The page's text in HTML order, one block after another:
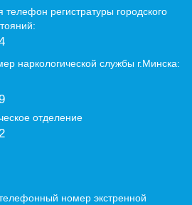
телефон регистратуры городского
наркологической службы г.Минска:
отделение
номер экстренной